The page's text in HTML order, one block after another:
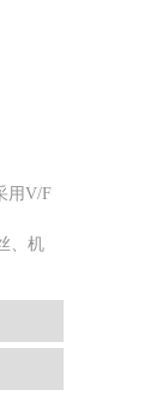
用V/F
、机